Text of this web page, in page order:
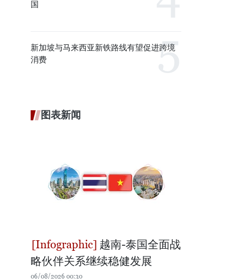
国
新加坡与马来西亚新铁路线有望促进跨境
消费
图表新闻
越南-泰国全面战
略伙伴关系继续稳健发展
06/08/2026 00:30